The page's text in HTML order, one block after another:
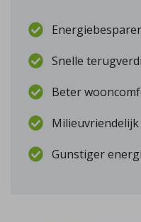
Snelle
Beter
Milieuvriendelijk
Gunstiger